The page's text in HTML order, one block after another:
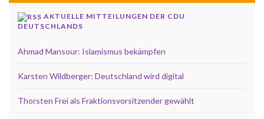
AKTUELLE MITTEILUNGEN DER CDU
DEUTSCHLANDS
Ahmad Mansour: Islamismus bekämpfen
Karsten Wildberger: Deutschland wird digital
Thorsten Frei als Fraktionsvorsitzender gewählt